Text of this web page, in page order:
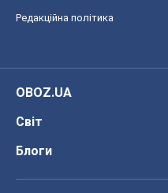
Редакційна політика
OBOZ.UA
Світ
Блоги